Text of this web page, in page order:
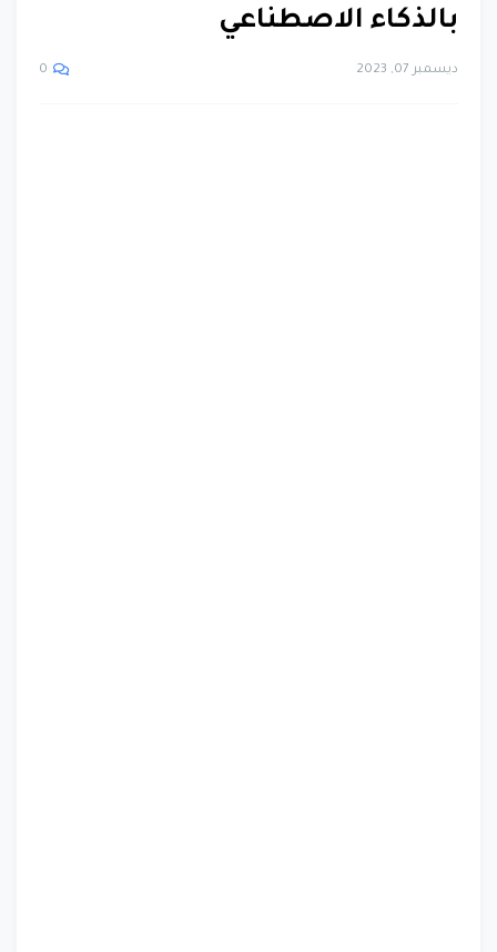
بالذكاء الاصطناعي
ديسمبر 07, 2023 0